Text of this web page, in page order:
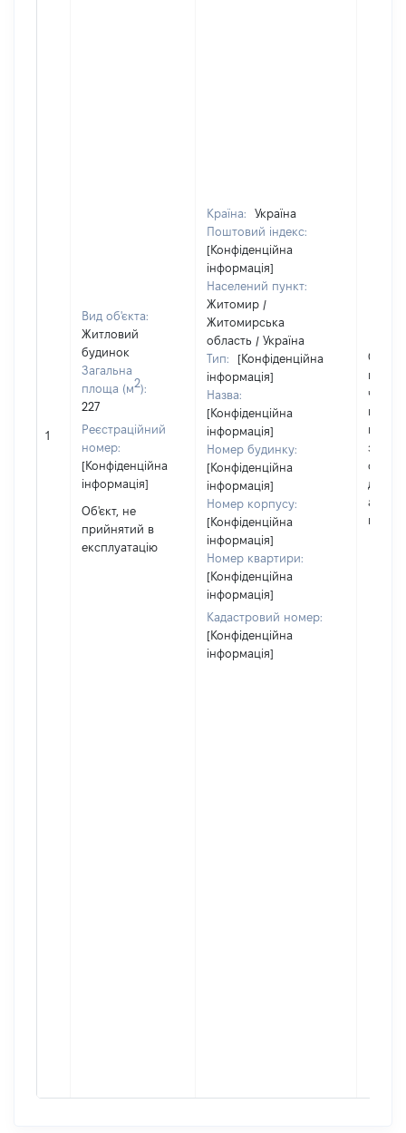
1
Вид об'єкта:
Житловий
будинок
Загальна
площа (м2):
227
Реєстраційний
номер:
[Конфіденційна
інформація]
Об'єкт, не
прийнятий в
експлуатацію
Країна:
Україна
Поштовий індекс:
[Конфіденційна
інформація]
Населений пункт:
Житомир /
Житомирська
область / Україна
Тип:
[Конфіденційна
інформація]
Назва:
[Конфіденційна
інформація]
Номер будинку:
[Конфіденційна
інформація]
Номер корпусу:
[Конфіденційна
інформація]
Номер квартири:
[Конфіденційна
інформація]
Кадастровий номер:
[Конфіденційна
інформація]
Об'єкт
за
або
його